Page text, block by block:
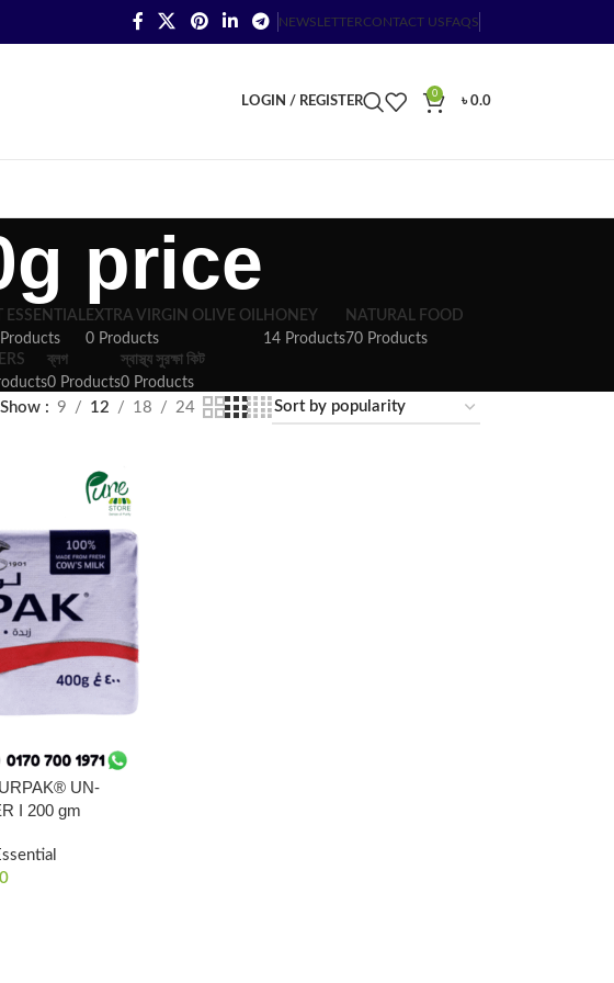
NEWSLETTERCONTACT USFAQS
LOGIN / REGISTER
0
৳0.0
price
ESSENTIAL EXTRA VIRGIN OLIVE OIL
0 Products
HONEY
14 Products
NATURAL FOOD
70 Products
ব্লগ
0 Products
স্বাস্থ্য সুরক্ষা কিট
0 Products
Show 9 12 18 24
LURPAK® UN-
I 200 gm